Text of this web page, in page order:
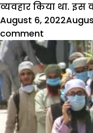
व्यवहार किया था. इस
Posted
on
August 6, 2022
comment
‘हर
शंभू’
गाने
वाली
फरमानी
नाज